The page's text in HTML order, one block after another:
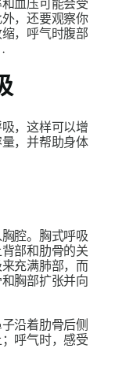
血压可能会受
，还要观察你
，呼气时腹部
，这样可以增
，并帮助身体
腔。胸式呼吸
部和肋骨的关
充满肺部，而
胸部扩张并向
沿着肋骨后侧
呼气时，感受